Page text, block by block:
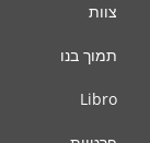
צוות
תמוך בנו
Libro